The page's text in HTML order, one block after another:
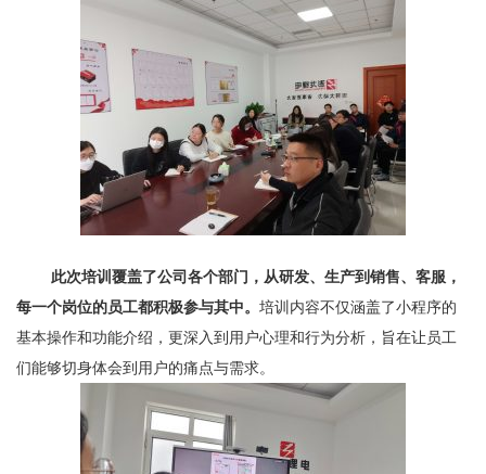
此次培训覆盖了公司各个部门，从研发、生产到销售、客服，
每一个岗位的员工都积极参与其中。 培训内容不仅涵盖了小程序的
基本操作和功能介绍，更深入到用户心理和行为分析，旨在让员工
们能够切身体会到用户的痛点与需求。